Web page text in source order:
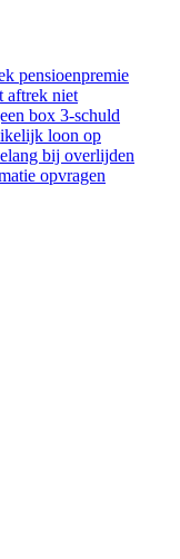
pensioenpremie
aftrek niet
box 3-schuld
loon op
bij overlijden
opvragen